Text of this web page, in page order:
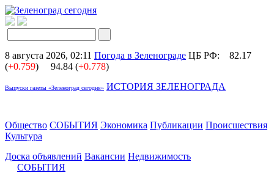
8 августа 2026, 02:11 Погода в Зеленограде ЦБ РФ:
82.17
(+0.759) 94.84 (+0.778)
Выпуски газеты «Зеленоград сегодня» ИСТОРИЯ ЗЕЛЕНОГРАДА
Общество СОБЫТИЯ Экономика Публикации Происшествия
Культура
Доска объявлений Вакансии Недвижимость
СОБЫТИЯ